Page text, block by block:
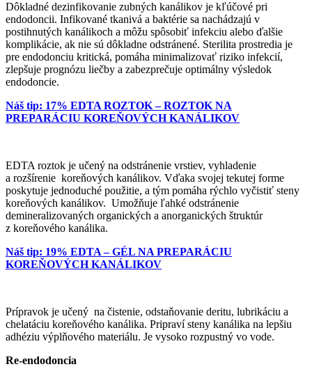
Dôkladné dezinfikovanie zubných kanálikov je kľúčové pri
endodoncii. Infikované tkanivá a baktérie sa nachádzajú v
postihnutých kanálikoch a môžu spôsobiť infekciu alebo ďalšie
komplikácie, ak nie sú dôkladne odstránené. Sterilita prostredia je
pre endodonciu kritická, pomáha minimalizovať riziko infekcií,
zlepšuje prognózu liečby a zabezprečuje optimálny výsledok
endodoncie.
Náš tip: 17% EDTA ROZTOK – ROZTOK NA
PREPARÁCIU KOREŇOVÝCH KANÁLIKOV
EDTA roztok je učený na odstránenie vrstiev, vyhladenie
a rozšírenie koreňových kanálikov. Vďaka svojej tekutej forme
poskytuje jednoduché použitie, a tým pomáha rýchlo vyčistiť steny
koreňových kanálikov. Umožňuje ľahké odstránenie
demineralizovaných organických a anorganických štruktúr
z koreňového kanálika.
Náš tip: 19% EDTA – GÉL NA PREPARÁCIU
KOREŇOVÝCH KANÁLIKOV
Prípravok je učený na čistenie, odstaňovanie deritu, lubrikáciu a
chelatáciu koreňového kanálika. Pripraví steny kanálika na lepšiu
adhéziu výplňového materiálu. Je vysoko rozpustný vo vode.
Re-endodoncia